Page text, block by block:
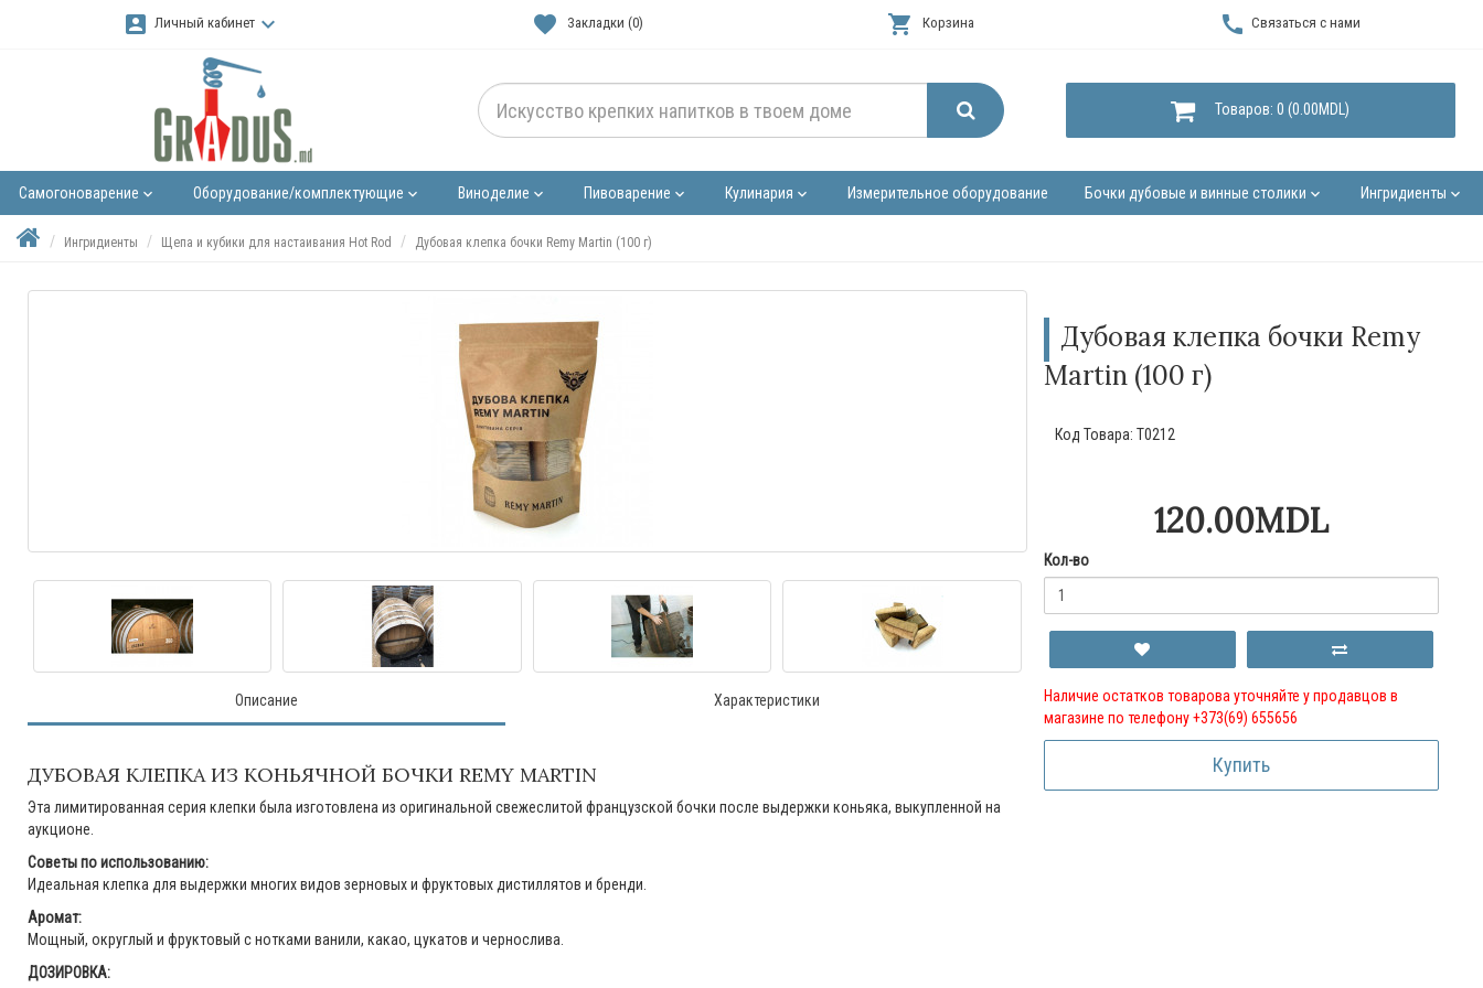
account_box Личный кабинетkeyboard_arrow_down favorite Закладки (0) shopping_cart Корзина call Связаться с нами
Товаров: 0 (0.00MDL)
Самогоноварение keyboard_arrow_down Оборудование/комплектующие keyboard_arrow_down Виноделие keyboard_arrow_down Пивоварение keyboard_arrow_down Кулинария keyboard_arrow_down Измерительное оборудование Бочки дубовые и винные столики keyboard_arrow_down Ингридиенты keyboard_arrow_down
Ингридиенты Щепа и кубики для настаивания Hot Rod Дубовая клепка бочки Remy Martin (100 г)
Описание Характеристики
ДУБОВАЯ КЛЕПКА ИЗ КОНЬЯЧНОЙ БОЧКИ REMY MARTIN
Эта лимитированная серия клепки была изготовлена из оригинальной свежеслитой французской бочки после выдержки коньяка, выкупленной на
аукционе.
Советы по использованию:
Идеальная клепка для выдержки многих видов зерновых и фруктовых дистиллятов и бренди.
Аромат:
Мощный, округлый и фруктовый с нотками ванили, какао, цукатов и чернослива.
ДОЗИРОВКА:
Дубовая клепка бочки Remy
Martin (100 г)
Код Товара: Т0212
120.00MDL
Кол-во
Наличие остатков товарова уточняйте у продавцов в
магазине по телефону +373(69) 655656
Купить